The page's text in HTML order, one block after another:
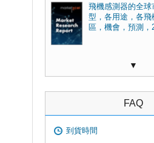
飛機感測器的全
型，各用途，各飛
區，機會，預測，
▼
FAQ
到貨時間